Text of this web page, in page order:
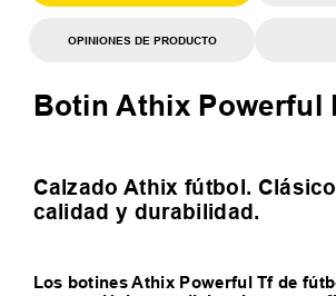
OPINIONES DE PRODUCTO
Botin Athix Powerful
Calzado Athix fútbol.
calidad y durabilidad.
Los botines Athix Powerful Tf de